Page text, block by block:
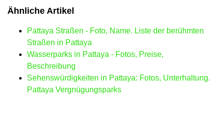
Ähnliche Artikel
Pattaya Straßen - Foto, Name. Liste der berühmten
Straßen in Pattaya
Wasserparks in Pattaya - Fotos, Preise,
Beschreibung
Sehenswürdigkeiten in Pattaya: Fotos, Unterhaltung.
Pattaya Vergnügungsparks